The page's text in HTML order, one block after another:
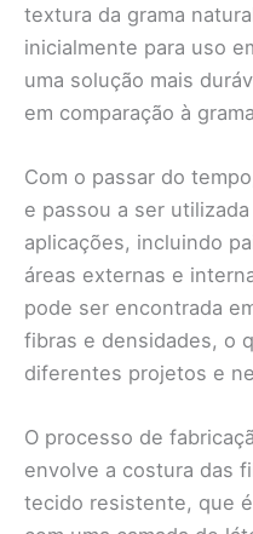
textura da grama
inicialmente para uso
uma solução mais
em comparação à
Com o passar do
e passou a ser
aplicações, incluindo
áreas externas e
pode ser encontrada
fibras e densidades, o
diferentes projetos e
O processo de
envolve a costura das
tecido resistente, que